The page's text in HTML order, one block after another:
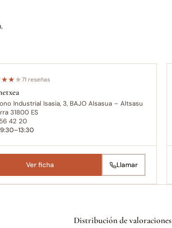
★★★71 reseñas
Industrial Isasia, 3, BAJO Alsasua – Altsasu
31800 ES
42 20
Ver ficha Llamar
Distribución de valoraciones